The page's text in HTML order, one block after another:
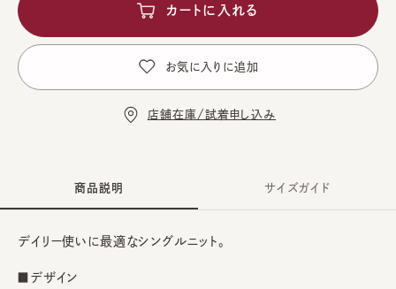
カートに入れる
お気に入りに追加
店舗在庫/試着申し込み
商品説明
デイリー使いに最適なシングルニット。
■デザイン
サイズガイド